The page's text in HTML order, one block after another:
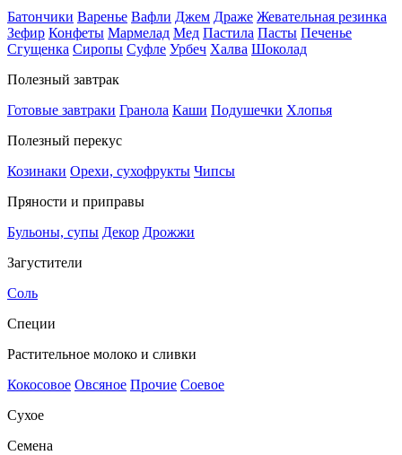
Батончики Варенье Вафли Джем Драже Жевательная резинка
Зефир Конфеты Мармелад Мед Пастила Пасты Печенье
Сгущенка Сиропы Суфле Урбеч Халва Шоколад
Полезный завтрак
Готовые завтраки Гранола Каши Подушечки Хлопья
Полезный перекус
Козинаки Орехи, сухофрукты Чипсы
Пряности и приправы
Бульоны, супы Декор Дрожжи
Загустители
Соль
Специи
Растительное молоко и сливки
Кокосовое Овсяное Прочие Соевое
Сухое
Семена